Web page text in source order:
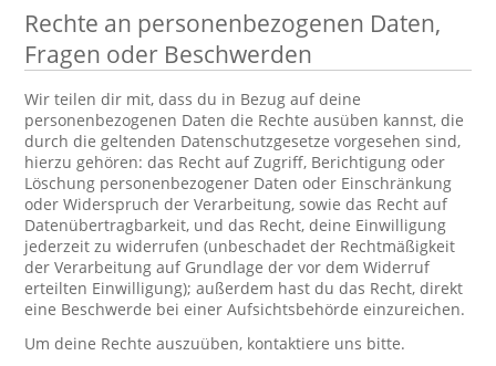
Rechte an personenbezogenen Daten,
Fragen oder Beschwerden
Wir teilen dir mit, dass du in Bezug auf deine
personenbezogenen Daten die Rechte ausüben kannst, die
durch die geltenden Datenschutzgesetze vorgesehen sind,
hierzu gehören: das Recht auf Zugriff, Berichtigung oder
Löschung personenbezogener Daten oder Einschränkung
oder Widerspruch der Verarbeitung, sowie das Recht auf
Datenübertragbarkeit, und das Recht, deine Einwilligung
jederzeit zu widerrufen (unbeschadet der Rechtmäßigkeit
der Verarbeitung auf Grundlage der vor dem Widerruf
erteilten Einwilligung); außerdem hast du das Recht, direkt
eine Beschwerde bei einer Aufsichtsbehörde einzureichen.
Um deine Rechte auszuüben, kontaktiere uns bitte.